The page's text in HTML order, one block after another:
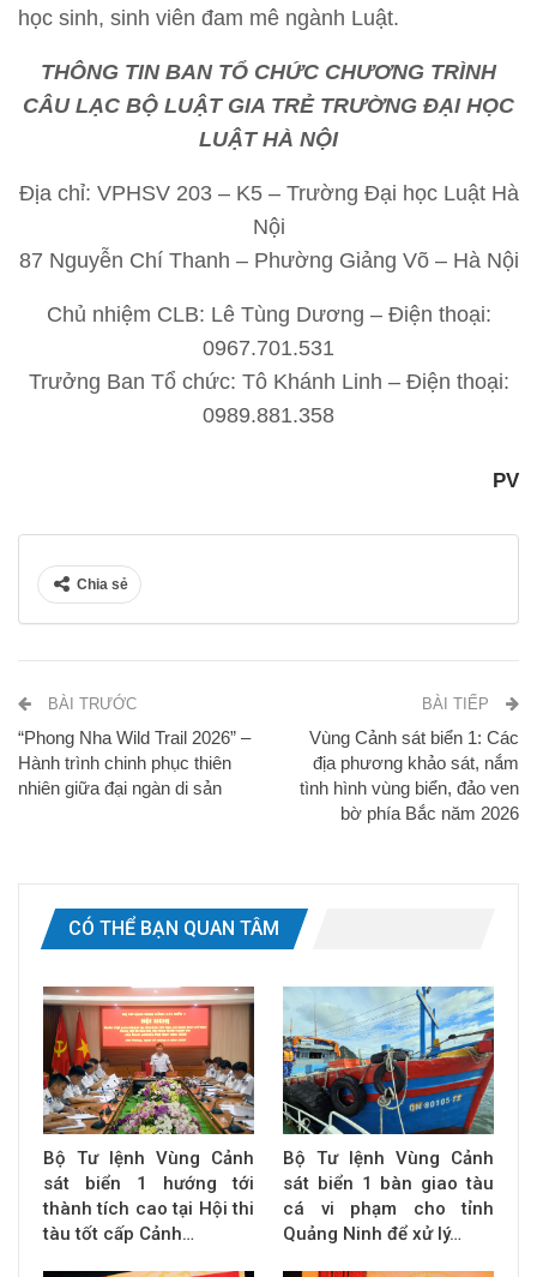
học sinh, sinh viên đam mê ngành Luật.
THÔNG TIN BAN TỔ CHỨC CHƯƠNG TRÌNH
CÂU LẠC BỘ LUẬT GIA TRẺ TRƯỜNG ĐẠI HỌC
LUẬT HÀ NỘI
Địa chỉ: VPHSV 203 – K5 – Trường Đại học Luật Hà
Nội
87 Nguyễn Chí Thanh – Phường Giảng Võ – Hà Nội
Chủ nhiệm CLB: Lê Tùng Dương – Điện thoại:
0967.701.531
Trưởng Ban Tổ chức: Tô Khánh Linh – Điện thoại:
0989.881.358
PV
Chia sẻ
BÀI TRƯỚC
“Phong Nha Wild Trail 2026” –
Hành trình chinh phục thiên
nhiên giữa đại ngàn di sản
BÀI TIẾP
Vùng Cảnh sát biển 1: Các
địa phương khảo sát, nắm
tình hình vùng biển, đảo ven
bờ phía Bắc năm 2026
CÓ THỂ BẠN QUAN TÂM
Bộ Tư lệnh Vùng Cảnh
sát biển 1 hướng tới
thành tích cao tại Hội thi
tàu tốt cấp Cảnh…
Bộ Tư lệnh Vùng Cảnh
sát biển 1 bàn giao tàu
cá vi phạm cho tỉnh
Quảng Ninh để xử lý…